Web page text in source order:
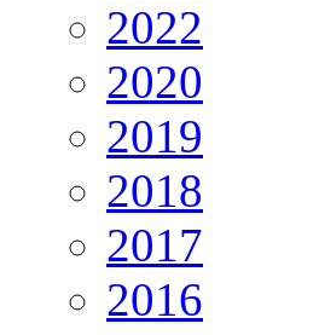
2022
2020
2019
2018
2017
2016